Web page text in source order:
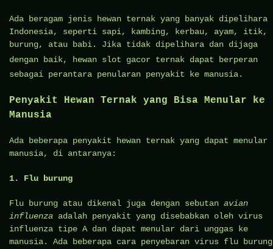
Ada beragam jenis hewan ternak yang banyak dipelihara
Indonesia, seperti sapi, kambing, kerbau, ayam, itik,
burung, atau babi. Jika tidak dipelihara dan dijaga
dengan baik, hewan slot gacor ternak dapat berperan
sebagai perantara penularan penyakit ke manusia.
Penyakit Hewan Ternak yang Bisa Menular ke
Manusia
Ada beberapa penyakit hewan ternak yang dapat menular
manusia, di antaranya:
1. Flu burung
Flu burung atau dikenal juga dengan sebutan avian
influenza adalah penyakit yang disebabkan oleh virus
influenza tipe A dan dapat menular dari unggas ke
manusia. Ada beberapa cara penyebaran virus flu burung